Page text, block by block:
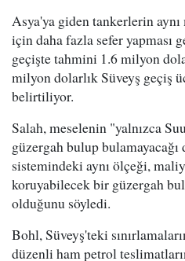
Asya'ya giden tankerlerin
için daha fazla sefer yapması
geçişte tahmini 1.6 milyon
milyon dolarlık Süveyş geçiş
belirtiliyor.
Salah, meselenin "yalnızca
güzergah bulup
sistemindeki aynı ölçeği,
koruyabilecek bir güzergah
olduğunu söyledi.
Bohl, Süveyş'teki
düzenli ham petrol